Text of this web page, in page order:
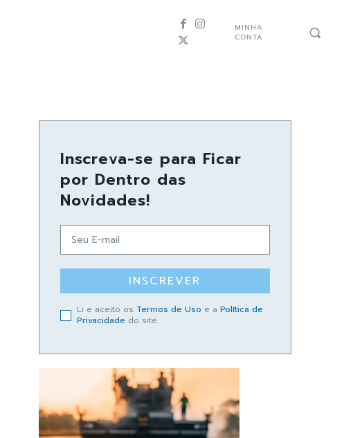
MINHA
CONTA
Inscreva-se para Ficar
por Dentro das
Novidades!
INSCREVER
Li e aceito os Termos de Uso e a Política de
Privacidade do site.